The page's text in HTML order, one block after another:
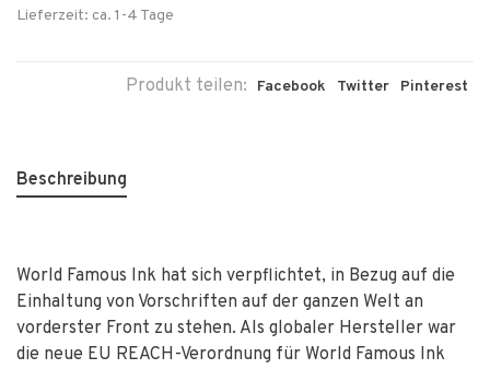
Lieferzeit: ca. 1-4 Tage
Produkt teilen: Facebook Twitter Pinterest
Beschreibung
World Famous Ink hat sich verpflichtet, in Bezug auf die
Einhaltung von Vorschriften auf der ganzen Welt an
vorderster Front zu stehen. Als globaler Hersteller war
die neue EU REACH-Verordnung für World Famous Ink